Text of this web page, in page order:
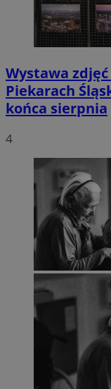
Wystawa
Piekarach
końca sierpnia
4